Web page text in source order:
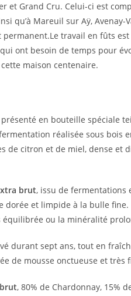
et Grand Cru. Celui-ci est
qu’à Mareuil sur Aÿ,
travail en fûts
ont besoin de temps pour
maison centenaire.
présenté en bouteille spéciale
réalisée sous bois
de citron et de miel, dense
brut, issu de fermentations
et limpide à la bulle
ou la minéralité
durant sept ans, tout en
de mousse onctueuse et très
, 80% de Chardonnay, 15%